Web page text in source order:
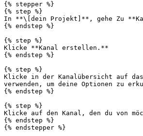
{% stepper %}
{% step %}
In **\[dein Projekt]**, gehe Zu
{% endstep %}
{% step %}
Klicke **Kanal erstellen.**
{% endstep %}
{% step %}
Klicke in der Kanalübersicht auf das
verwenden, um deine Optionen zu
{% endstep %}
{% step %}
Klicke auf den Kanal, den du von
{% endstep %}
{% endstepper %}